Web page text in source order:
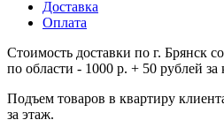
Доставка
Оплата
Стоимость доставки по г. Брянск
по области - 1000 р. + 50 рублей
Подъем товаров в квартиру
за этаж.